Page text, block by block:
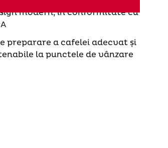
modern, în conformitate cu
preparare a cafelei adecvat și
la punctele de vânzare